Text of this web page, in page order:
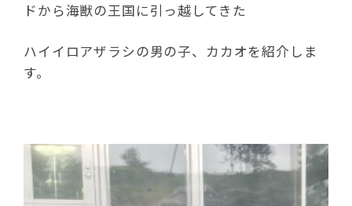
ドから海獣の王国に引っ越してきた
ハイイロアザラシの男の子、カカオを紹介しま
す。